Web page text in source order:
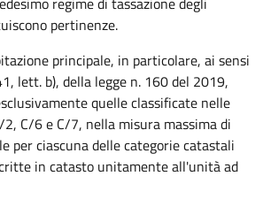
pertinenze.
principale, in particolare, ai sensi
lett. b), della legge n. 160 del 2019,
quelle classificate nelle
C/6 e C/7, nella misura massima di
per ciascuna delle categorie catastali
in catasto unitamente all'unità ad